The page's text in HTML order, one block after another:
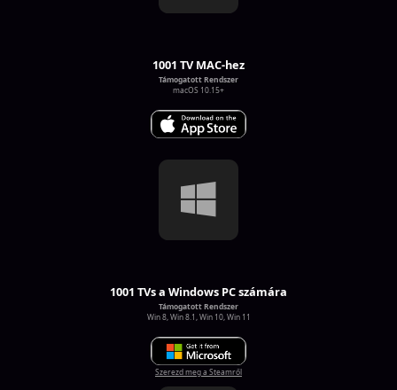
1001 TV MAC-hez
Támogatott Rendszer
macOS 10.15+
1001 TVs a Windows PC számára
Támogatott Rendszer
Win 8, Win 8.1, Win 10, Win 11
Szerezd meg a Steamről